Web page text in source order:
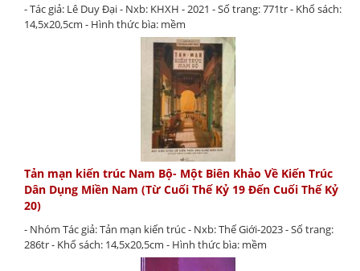
- Tác giả: Lê Duy Đại - Nxb: KHXH - 2021 - Số trang: 771tr - Khổ sách:
14,5x20,5cm - Hình thức bìa: mềm
Tản mạn kiến trúc Nam Bộ- Một Biên Khảo Về Kiến Trúc
Dân Dụng Miền Nam (Từ Cuối Thế Kỷ 19 Đến Cuối Thế Kỷ
20)
- Nhóm Tác giả: Tản mạn kiến trúc - Nxb: Thế Giới-2023 - Số trang:
286tr - Khổ sách: 14,5x20,5cm - Hình thức bìa: mềm